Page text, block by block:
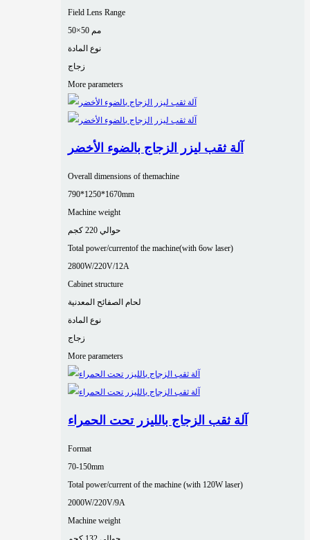
Field Lens Range
50×50 مم
نوع المادة
زجاج
More parameters
آلة ثقب ليزر الزجاج بالضوء الأخضر
Overall dimensions of themachine
790*1250*1670mm
Machine weight
حوالي 220 كجم
Total power/currentof the machine(with 6ow laser)
2800W/220V/12A
Cabinet structure
لحام الصفائح المعدنية
نوع المادة
زجاج
More parameters
آلة ثقب الزجاج بالليزر تحت الحمراء
Format
70-150mm
Total power/current of the machine (with 120W laser)
2000W/220V/9A
Machine weight